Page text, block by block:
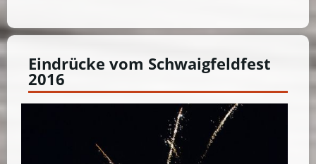
Eindrücke vom Schwaigfeldfest
2016